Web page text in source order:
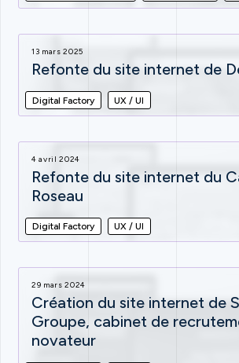
13 mars 2025
Refonte du site internet de
Digital Factory UX / UI
4 avril 2024
Refonte du site internet du
Roseau
Digital Factory UX / UI
29 mars 2024
Création du site internet de
Groupe, cabinet de
novateur